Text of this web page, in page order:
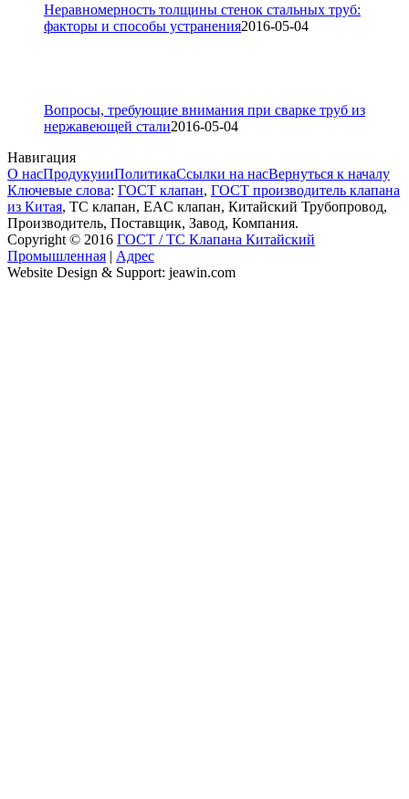
Неравномерность толщины стенок стальных труб:
факторы и способы устранения2016-05-04
Вопросы, требующие внимания при сварке труб из
нержавеющей стали2016-05-04
Навигация
О насПродукуииПолитикаСсылки на насВернуться к началу
Ключевые слова: ГОСТ клапан, ГОСТ производитель клапана
из Китая, ТС клапан, EAC клапан, Китайский Трубопровод,
Производитель, Поставщик, Завод, Компания.
Copyright © 2016 ГОСТ / ТС Клапана Китайский
Промышленная | Адрес
Website Design & Support: jeawin.com